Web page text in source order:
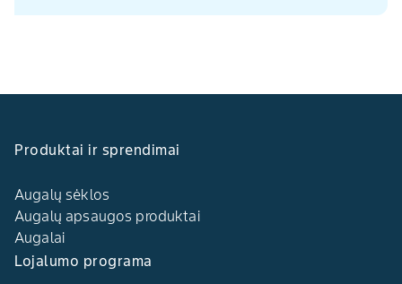
Produktai ir sprendimai
Augalų sėklos
Augalų apsaugos produktai
Augalai
Lojalumo programa